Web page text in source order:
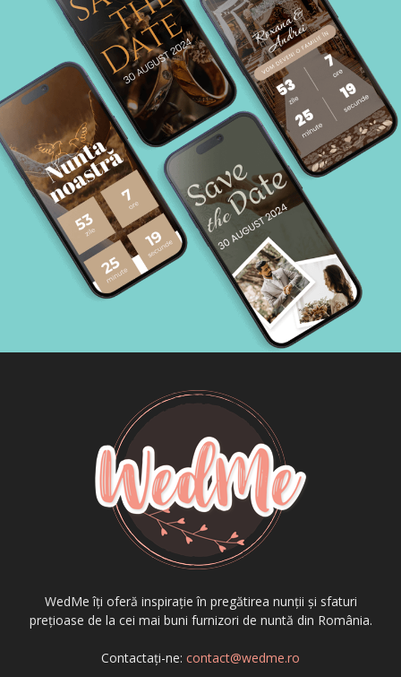
WedMe îți oferă inspirație în pregătirea nunții și sfaturi
prețioase de la cei mai buni furnizori de nuntă din România.
Contactați-ne: contact@wedme.ro